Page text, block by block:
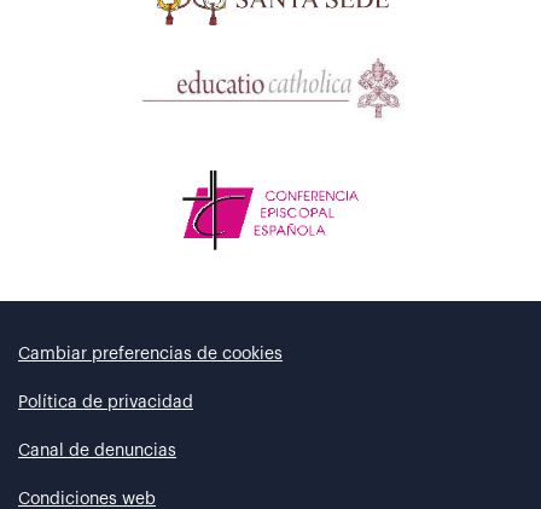
Cambiar preferencias de cookies
Política de privacidad
Canal de denuncias
Condiciones web